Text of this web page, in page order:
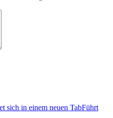
sich in einem neuen TabFührt